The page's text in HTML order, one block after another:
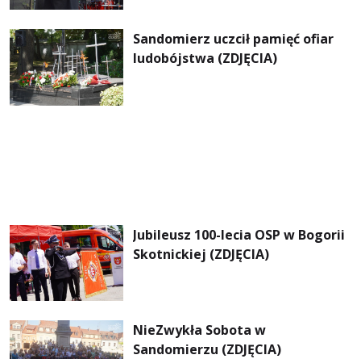
Sandomierz uczcił pamięć ofiar
ludobójstwa (ZDJĘCIA)
Jubileusz 100-lecia OSP w Bogorii
Skotnickiej (ZDJĘCIA)
NieZwykła Sobota w
Sandomierzu (ZDJĘCIA)